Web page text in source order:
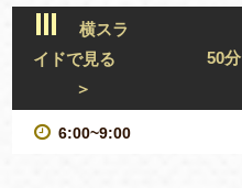
横スラ
イドで見る
＞
50分
6:00~9:00